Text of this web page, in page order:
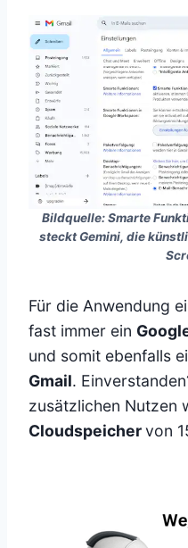
Bildquelle: Smarte
steckt Gemini, die
Für die Anwendung
fast immer ein
und somit ebenfalls
Gmail.
zusätzlichen Nutzen
Cloudspeichervon